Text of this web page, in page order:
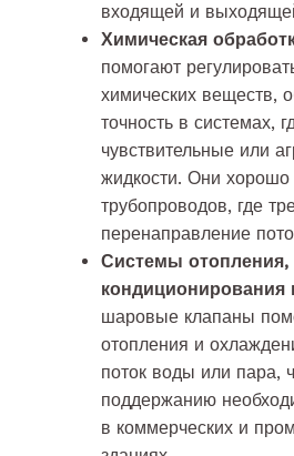
входящей и
Химическая
помогают
химических веществ,
точность в системах,
чувствительные или
жидкости. Они хорошо
трубопроводов, где
перенаправление
Системы отопления,
кондиционирования
шаровые клапаны
отопления и
поток воды или пара,
поддержанию
в коммерческих и